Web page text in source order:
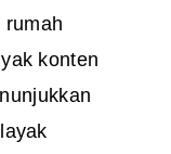
rumah
konten